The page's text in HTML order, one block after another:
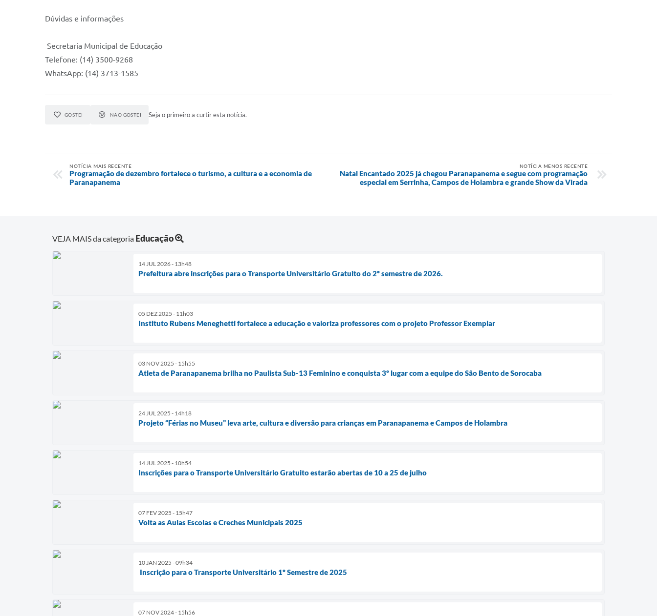
Dúvidas e informações
Secretaria Municipal de Educação
Telefone: (14) 3500-9268
WhatsApp: (14) 3713-1585
GOSTEI NÃO GOSTEI Seja o primeiro a curtir esta notícia.
NOTÍCIA MAIS RECENTE
Programação de dezembro fortalece o turismo, a cultura e a economia de
Paranapanema
NOTÍCIA MENOS RECENTE
Natal Encantado 2025 já chegou Paranapanema e segue com programação
especial em Serrinha, Campos de Holambra e grande Show da Virada
VEJA MAIS da categoria Educação
14 JUL 2026 - 13h48
Prefeitura abre inscrições para o Transporte Universitário Gratuito do 2º semestre de 2026.
05 DEZ 2025 - 11h03
Instituto Rubens Meneghetti fortalece a educação e valoriza professores com o projeto Professor Exemplar
03 NOV 2025 - 15h55
Atleta de Paranapanema brilha no Paulista Sub-13 Feminino e conquista 3º lugar com a equipe do São Bento de Sorocaba
24 JUL 2025 - 14h18
Projeto “Férias no Museu” leva arte, cultura e diversão para crianças em Paranapanema e Campos de Holambra
14 JUL 2025 - 10h54
Inscrições para o Transporte Universitário Gratuito estarão abertas de 10 a 25 de julho
07 FEV 2025 - 15h47
Volta as Aulas Escolas e Creches Municipais 2025
10 JAN 2025 - 09h34
Inscrição para o Transporte Universitário 1º Semestre de 2025
07 NOV 2024 - 15h56